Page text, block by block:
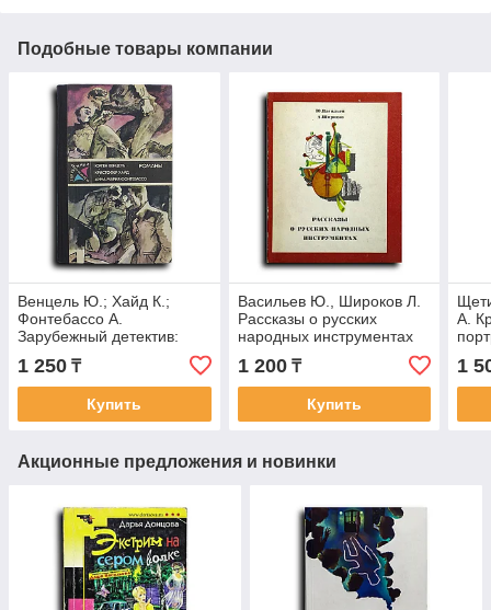
Подобные товары компании
Венцель Ю.; Хайд К.;
Фонтебассо А.
Зарубежный детектив:
Лоргаль. Десятый
крестовый. Ударами
шпаги.
1 250 ₸
Купить
Васильев Ю., Широков Л.
Рассказы о русских
народных инструментах
1 200₸
Купить
А.
1
Акционные предложения и новинки